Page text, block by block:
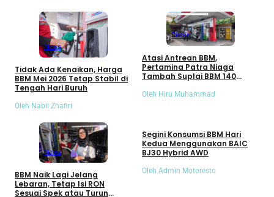
News
Tidak Ada Kenaikan, Harga
BBM Mei 2026 Tetap Stabil di
Tengah Hari Buruh
Oleh Nabil Zhafiri
Bisnis
Atasi Antrean BBM,
Pertamina Patra Niaga
Tambah Suplai BBM 140
Oleh Hiru Muhammad
News
BBM Naik Lagi Jelang
Lebaran, Tetap Isi RON
Sesuai Spek atau Turun
Segini Konsumsi BBM Hari
Kedua Menggunakan BAIC
BJ30 Hybrid AWD
Oleh Admin Motoresto